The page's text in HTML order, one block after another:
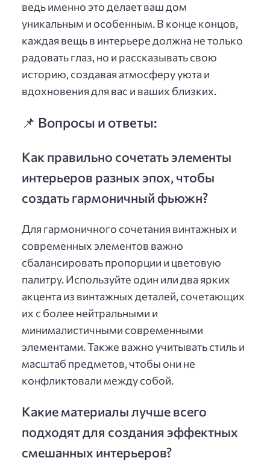
ведь именно это делает ваш дом
уникальным и особенным. В конце концов,
каждая вещь в интерьере должна не только
радовать глаз, но и рассказывать свою
историю, создавая атмосферу уюта и
вдохновения для вас и ваших близких.
📌 Вопросы и ответы:
Как правильно сочетать элементы
интерьеров разных эпох, чтобы
создать гармоничный фьюжн?
Для гармоничного сочетания винтажных и
современных элементов важно
сбалансировать пропорции и цветовую
палитру. Используйте один или два ярких
акцента из винтажных деталей, сочетающих
их с более нейтральными и
минималистичными современными
элементами. Также важно учитывать стиль и
масштаб предметов, чтобы они не
конфликтовали между собой.
Какие материалы лучше всего
подходят для создания эффектных
смешанных интерьеров?